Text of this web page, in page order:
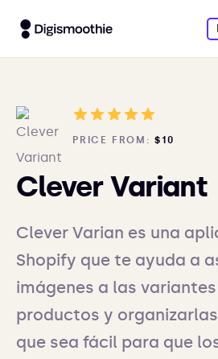
PRICE FROM: $10
Clever Variant
Clever Varian es una
Shopify que te ayuda a
imágenes a las
productos y
que sea fácil para que